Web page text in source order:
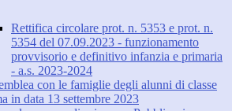
Rettifica circolare prot. n. 5353 e prot. n.
5354 del 07.09.2023 - funzionamento
provvisorio e definitivo infanzia e primaria
- a.s. 2023-2024
con le famiglie degli alunni di classe
in data 13 settembre 2023